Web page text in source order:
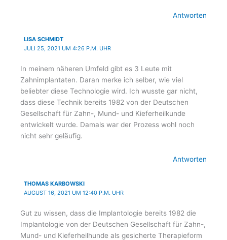
Antworten
LISA SCHMIDT
JULI 25, 2021 UM 4:26 P.M. UHR
In meinem näheren Umfeld gibt es 3 Leute mit
Zahnimplantaten. Daran merke ich selber, wie viel
beliebter diese Technologie wird. Ich wusste gar nicht,
dass diese Technik bereits 1982 von der Deutschen
Gesellschaft für Zahn-, Mund- und Kieferheilkunde
entwickelt wurde. Damals war der Prozess wohl noch
nicht sehr geläufig.
Antworten
THOMAS KARBOWSKI
AUGUST 16, 2021 UM 12:40 P.M. UHR
Gut zu wissen, dass die Implantologie bereits 1982 die
Implantologie von der Deutschen Gesellschaft für Zahn-,
Mund- und Kieferheilhunde als gesicherte Therapieform